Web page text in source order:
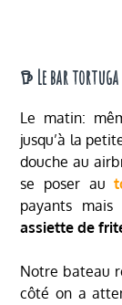
𖠚 Le bar tortuga
Le matin:
jusqu’à la
douche au
se poser au
payants
assiette de
Notre bateau
côté on a